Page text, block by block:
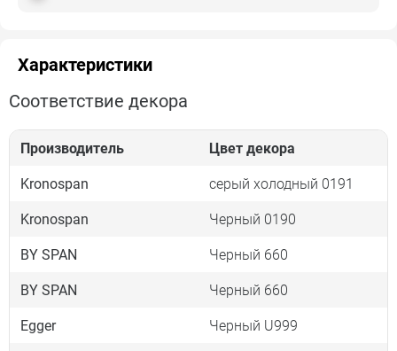
Характеристики
Соответствие декора
Производитель Цвет декора
Kronospan серый холодный 0191
Kronospan Черный 0190
BY SPAN Черный 660
BY SPAN Черный 660
Egger Черный U999